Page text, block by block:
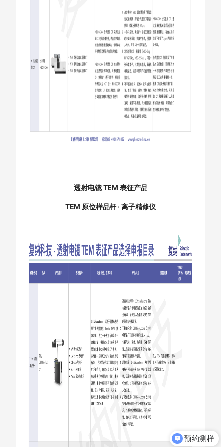
透射电镜 TEM 表征产品
TEM 原位样品杆 · 离子精修仪
获取产品资料